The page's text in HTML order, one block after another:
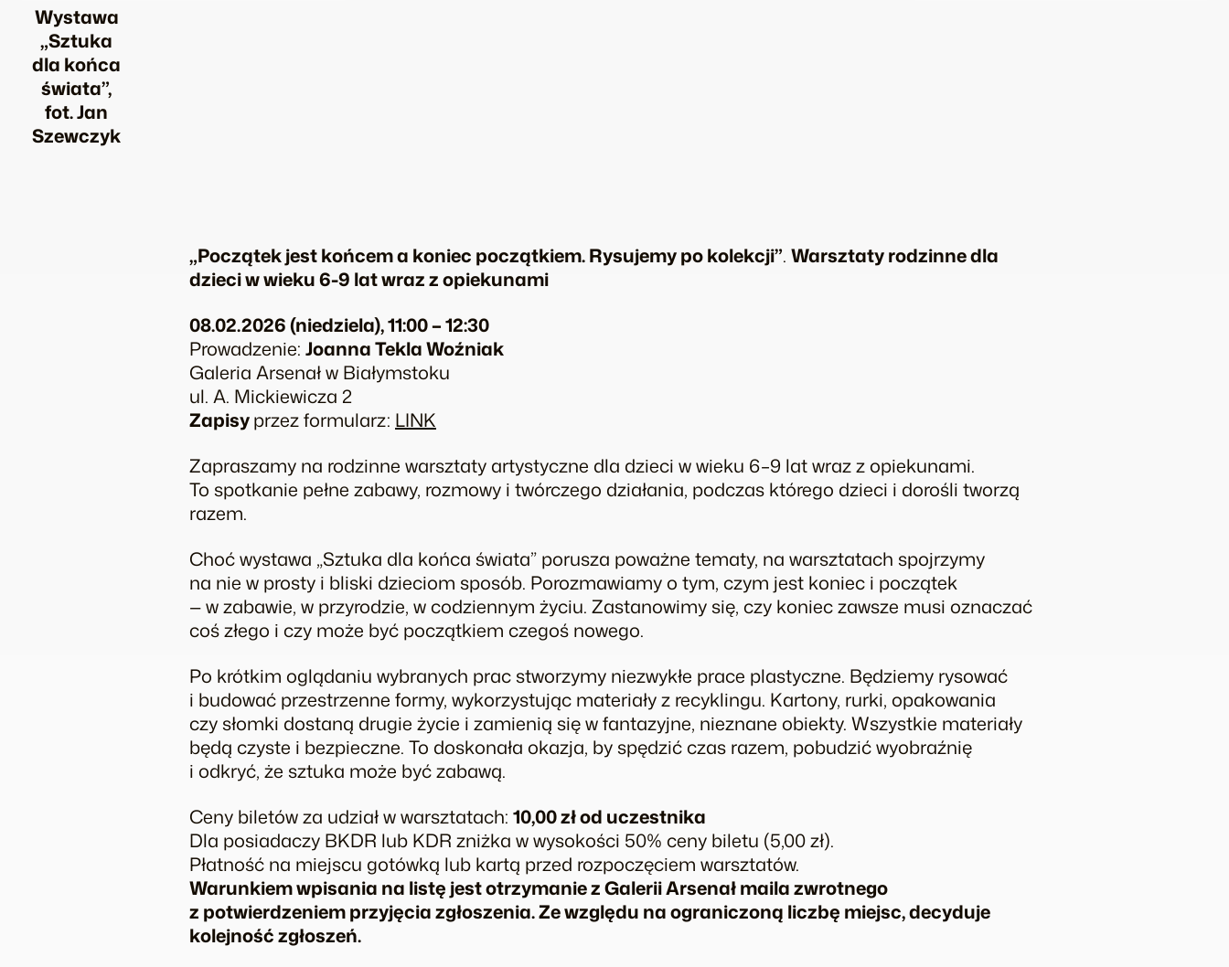
Wystawa
„Sztuka
dla końca
świata”,
fot. Jan
Szewczyk
„Początek jest końcem a koniec początkiem. Rysujemy po kolekcji”. Warsztaty rodzinne dla
dzieci w wieku 6-9 lat wraz z opiekunami
08.02.2026 (niedziela), 11:00 – 12:30
Prowadzenie: Joanna Tekla Woźniak
Galeria Arsenał w Białymstoku
ul. A. Mickiewicza 2
Zapisyprzez formularz: LINK
Zapraszamy na rodzinne warsztaty artystyczne dla dzieci w wieku 6–9 lat wraz z opiekunami.
To spotkanie pełne zabawy, rozmowy i twórczego działania, podczas którego dzieci i dorośli tworzą
razem.
Choć wystawa „Sztuka dla końca świata” porusza poważne tematy, na warsztatach spojrzymy
na nie w prosty i bliski dzieciom sposób. Porozmawiamy o tym, czym jest koniec i początek
— w zabawie, w przyrodzie, w codziennym życiu. Zastanowimy się, czy koniec zawsze musi oznaczać
coś złego i czy może być początkiem czegoś nowego.
Po krótkim oglądaniu wybranych prac stworzymy niezwykłe prace plastyczne. Będziemy rysować
i budować przestrzenne formy, wykorzystując materiały z recyklingu. Kartony, rurki, opakowania
czy słomki dostaną drugie życie i zamienią się w fantazyjne, nieznane obiekty. Wszystkie materiały
będą czyste i bezpieczne. To doskonała okazja, by spędzić czas razem, pobudzić wyobraźnię
i odkryć, że sztuka może być zabawą.
Ceny biletów za udział w warsztatach: 10,00 zł od uczestnika
Dla posiadaczy BKDR lub KDR zniżka w wysokości 50% ceny biletu (5,00 zł).
Płatność na miejscu gotówką lub kartą przed rozpoczęciem warsztatów.
Warunkiem wpisania na listę jest otrzymanie z Galerii Arsenał maila zwrotnego
z potwierdzeniem przyjęcia zgłoszenia. Ze względu na ograniczoną liczbę miejsc, decyduje
kolejność zgłoszeń.